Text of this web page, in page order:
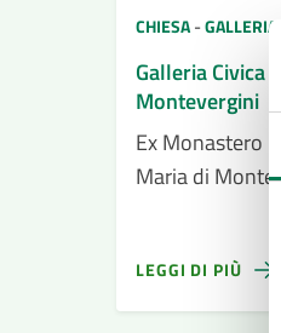
CHIESA-GALLERIA
Galleria Civica
Montevergini
Ex Monastero
Maria di
LEGGI DI PIÙ